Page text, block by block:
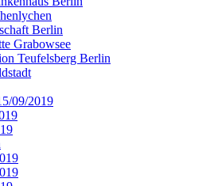
Berlin
Grabowsee
Teufelsberg Berlin
09/2019